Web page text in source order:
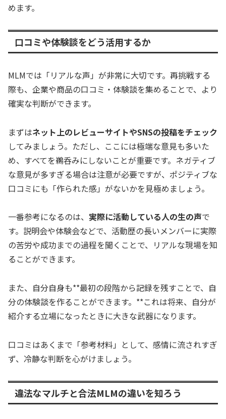
めます。
口コミや体験談をどう活用するか
MLMでは「リアルな声」が非常に大切です。再挑戦する
際も、企業や商品の口コミ・体験談を集めることで、より
確実な判断ができます。
まずはネット上のレビューサイトやSNSの投稿をチェック
してみましょう。ただし、ここには極端な意見も多いた
め、すべてを鵜呑みにしないことが重要です。ネガティブ
な意見が多すぎる場合は注意が必要ですが、ポジティブな
口コミにも「作られた感」がないかを見極めましょう。
一番参考になるのは、 実際に活動している人の生の声で
す。説明会や体験会などで、活動歴の長いメンバーに実際
の苦労や成功までの過程を聞くことで、リアルな現場を知
ることができます。
また、自分自身も**最初の段階から記録を残すことで、自
分の体験談を作ることができます。**これは将来、自分が
紹介する立場になったときに大きな武器になります。
口コミはあくまで「参考材料」として、感情に流されすぎ
ず、冷静な判断を心がけましょう。
違法なマルチと合法MLMの違いを知ろう